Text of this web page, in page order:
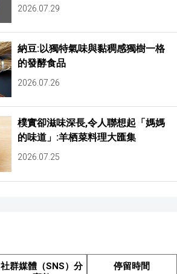
2026.07.29
納豆:以獨特氣味與黏稠感獨樹一格
的發酵食品
2026.07.26
樸實卻滋味深長,令人聯想起「媽媽
的味道」:羊栖菜料理大匯集
2026.07.25
社群媒體（SNS）分
停留時間